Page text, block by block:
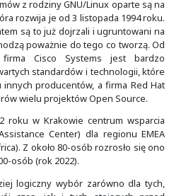
realizowane są na
lider w tej kategorii,
roku. W roku 2024 mija 40-
z rodziny GNU/
która rozwija je od 3
lat. Zatem są to już dojrzali i
poważnie do tego
firma Cisco Systems
otwartych standardów i
się u innych producentów, a
wielu projektów